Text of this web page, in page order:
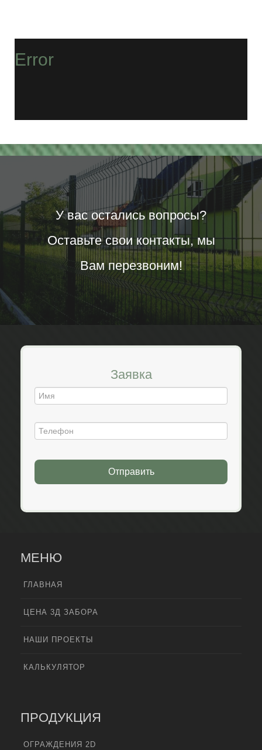
Error
У вас остались вопросы?
Оставьте свои контакты, мы
Вам перезвоним!
Заявка
Отправить
МЕНЮ
ГЛАВНАЯ
ЦЕНА 3Д ЗАБОРА
НАШИ ПРОЕКТЫ
КАЛЬКУЛЯТОР
ПРОДУКЦИЯ
ОГРАЖДЕНИЯ 2D